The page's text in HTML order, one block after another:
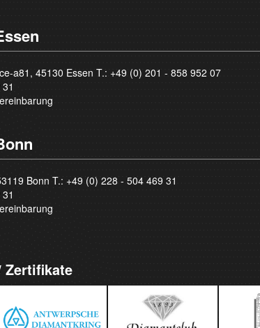
a81, 45130 Essen T.: +49 (0) 201 - 858 952 07
Bonn T.: +49 (0) 228 - 504 469 31
Zertifikate